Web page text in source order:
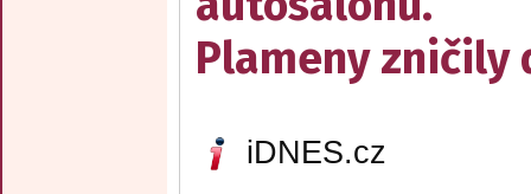
Plameny zničily
iDNES.cz